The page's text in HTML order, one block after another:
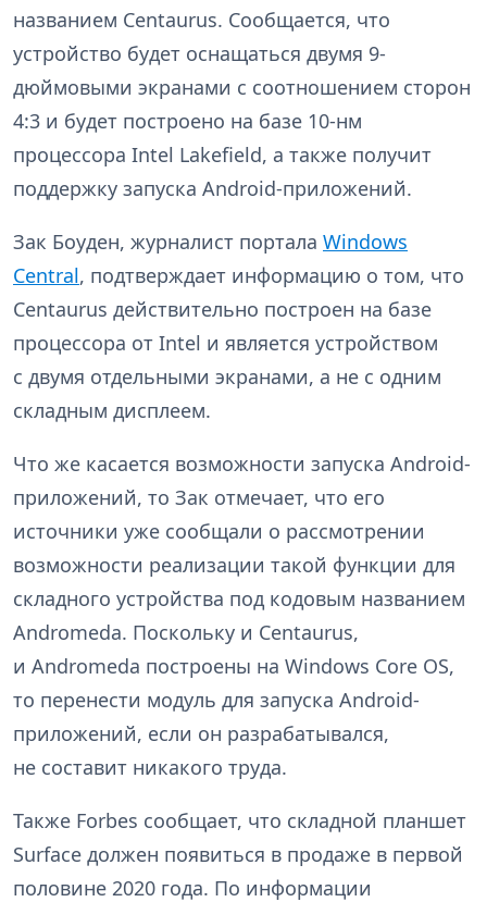
названием Centaurus. Сообщается, что
устройство будет оснащаться двумя 9-
дюймовыми экранами с соотношением сторон
4:3 и будет построено на базе 10-нм
процессора Intel Lakefield, а также получит
поддержку запуска Android-приложений.
Зак Боуден, журналист портала Windows
Central, подтверждает информацию о том, что
Centaurus действительно построен на базе
процессора от Intel и является устройством
с двумя отдельными экранами, а не с одним
складным дисплеем.
Что же касается возможности запуска Android-
приложений, то Зак отмечает, что его
источники уже сообщали о рассмотрении
возможности реализации такой функции для
складного устройства под кодовым названием
Andromeda. Поскольку и Centaurus,
и Andromeda построены на Windows Core OS,
то перенести модуль для запуска Android-
приложений, если он разрабатывался,
не составит никакого труда.
Также Forbes сообщает, что складной планшет
Surface должен появиться в продаже в первой
половине 2020 года. По информации